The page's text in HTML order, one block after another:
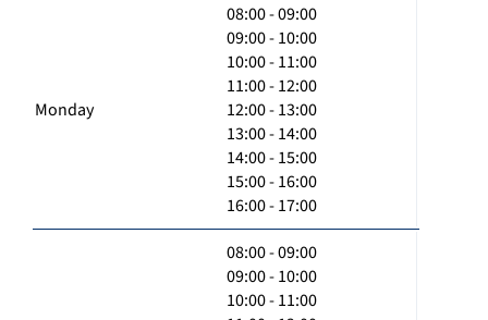
Monday
08:00 - 09:00
09:00 - 10:00
10:00 - 11:00
11:00 - 12:00
12:00 - 13:00
13:00 - 14:00
14:00 - 15:00
15:00 - 16:00
16:00 - 17:00
08:00 - 09:00
09:00 - 10:00
10:00 - 11:00